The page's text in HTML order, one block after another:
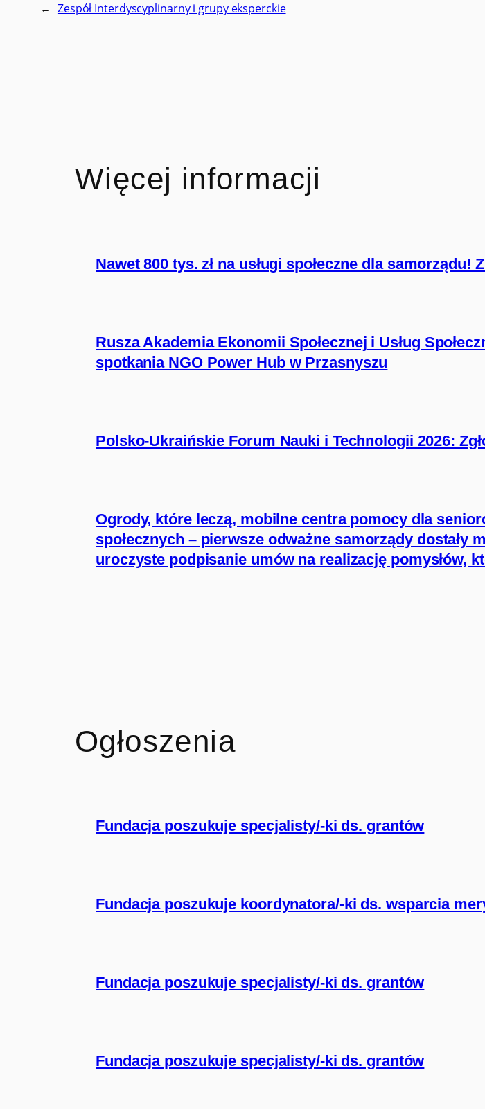
← Zespół Interdyscyplinarny i grupy eksperckie
Więcej informacji
Nawet 800 tys. zł na usługi społeczne dla samorządu!
Rusza Akademia Ekonomii Społecznej i Usług
spotkania NGO Power Hub w Przasnyszu
Polsko-Ukraińskie Forum Nauki i Technologii 2026:
Ogrody, które leczą, mobilne centra pomocy dla
społecznych – pierwsze odważne samorządy dostały
uroczyste podpisanie umów na realizację pomysłów,
Ogłoszenia
Fundacja poszukuje specjalisty/-ki ds. grantów
Fundacja poszukuje koordynatora/-ki ds. wsparcia
Fundacja poszukuje specjalisty/-ki ds. grantów
Fundacja poszukuje specjalisty/-ki ds. grantów